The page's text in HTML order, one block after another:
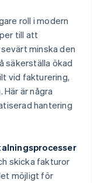
roll i modern
till att
minska den
säkerställa ökad
vid fakturering,
är några
hantering
skicka fakturor
möjligt för